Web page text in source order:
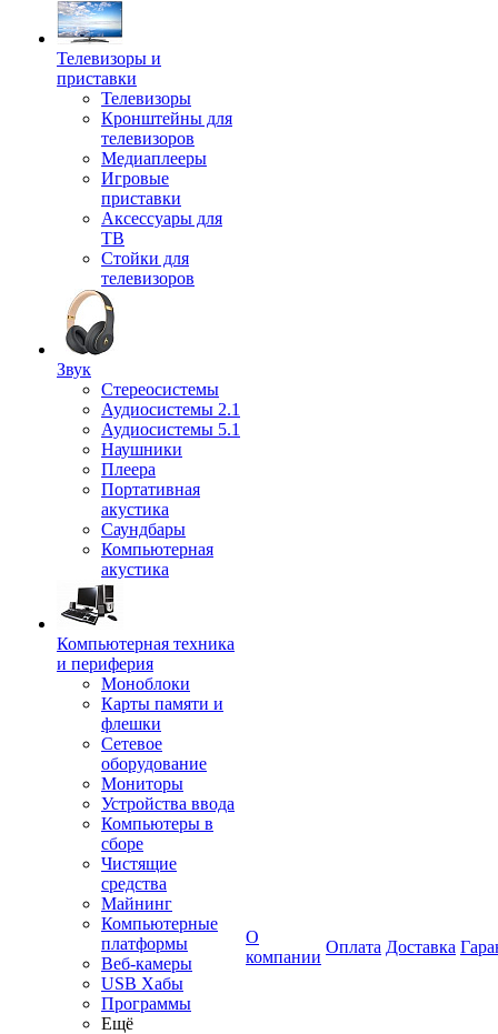
Телевизоры и
приставки
Телевизоры
Кронштейны для
телевизоров
Медиаплееры
Игровые
приставки
Аксессуары для
ТВ
Стойки для
телевизоров
Звук
Стереосистемы
Аудиосистемы 2.1
Аудиосистемы 5.1
Наушники
Плеера
Портативная
акустика
Саундбары
Компьютерная
акустика
Компьютерная техника
и периферия
Моноблоки
Карты памяти и
флешки
Сетевое
оборудование
Мониторы
Устройства ввода
Компьютеры в
сборе
Чистящие
средства
Майнинг
Компьютерные
платформы
Веб-камеры
USB Хабы
Программы
Ещё
О
компании
Оплата Доставка